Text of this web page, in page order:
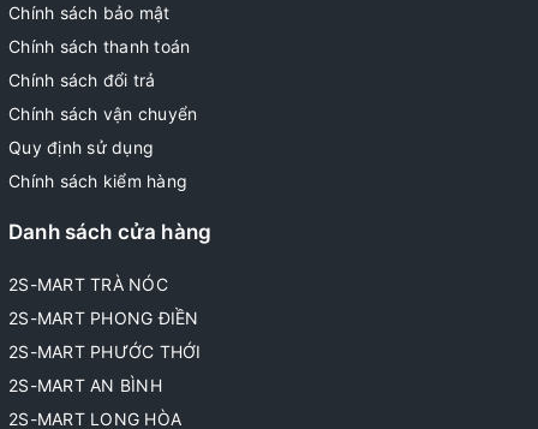
Chính sách bảo mật
Chính sách thanh toán
Chính sách đổi trả
Chính sách vận chuyển
Quy định sử dụng
Chính sách kiểm hàng
Danh sách cửa hàng
2S-MART TRÀ NÓC
2S-MART PHONG ĐIỀN
2S-MART PHƯỚC THỚI
2S-MART AN BÌNH
2S-MART LONG HÒA